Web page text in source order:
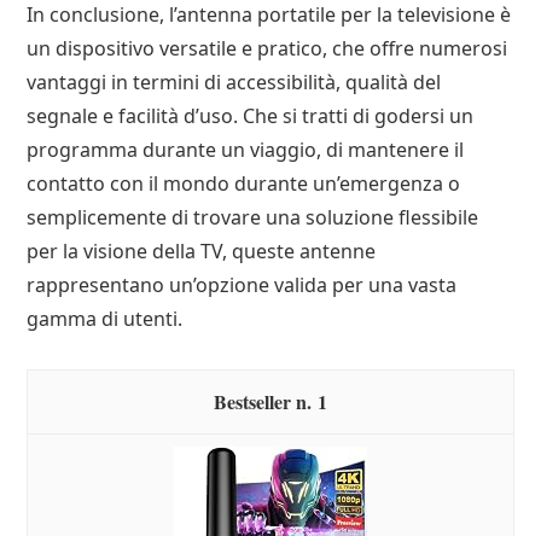
In conclusione, l’antenna portatile per la televisione è
un dispositivo versatile e pratico, che offre numerosi
vantaggi in termini di accessibilità, qualità del
segnale e facilità d’uso. Che si tratti di godersi un
programma durante un viaggio, di mantenere il
contatto con il mondo durante un’emergenza o
semplicemente di trovare una soluzione flessibile
per la visione della TV, queste antenne
rappresentano un’opzione valida per una vasta
gamma di utenti.
1